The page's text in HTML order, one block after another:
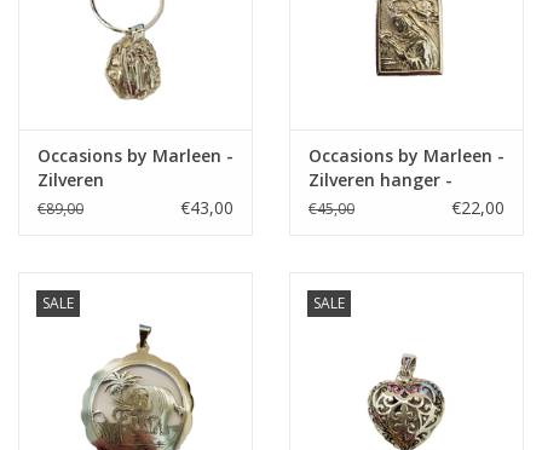
Occasions by Marleen -
Zilveren
handgemaakte hanger
€89,00 €43,00
Occasions by Marleen -
Zilveren hanger -
Scapulier
€45,00 €22,00
SALE SALE